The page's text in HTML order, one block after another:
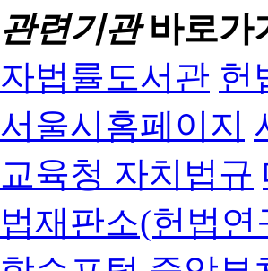
관련기관바로가
자법률도서관 헌
서울시홈페이지
교육청 자치법규
법재판소(헌법연